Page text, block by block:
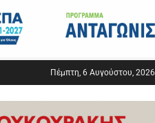
Πέμπτη, 6 Αυγούστου, 2026